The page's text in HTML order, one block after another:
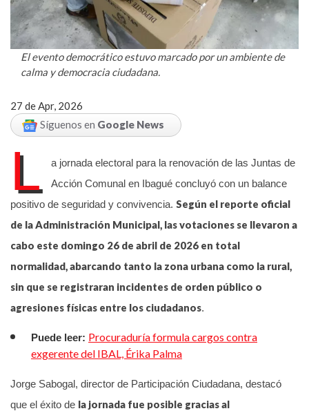
El evento democrático estuvo marcado por un ambiente de
calma y democracia ciudadana.
27 de Apr, 2026
Síguenos en Google News
L
a jornada electoral para la renovación de las Juntas de
Acción Comunal en Ibagué concluyó con un balance
positivo de seguridad y convivencia. Según el reporte oficial
de la Administración Municipal, las votaciones se llevaron a
cabo este domingo 26 de abril de 2026 en total
normalidad, abarcando tanto la zona urbana como la rural,
sin que se registraran incidentes de orden público o
agresiones físicas entre los ciudadanos.
Puede leer: Procuraduría formula cargos contra
exgerente del IBAL, Érika Palma
Jorge Sabogal, director de Participación Ciudadana, destacó
que el éxito de la jornada fue posible gracias al